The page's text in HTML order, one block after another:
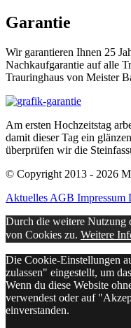
Garantie
Wir garantieren Ihnen 25
Nachkaufgarantie auf alle
Trauringhaus von Meister
Am ersten Hochzeitstag
damit dieser Tag ein
überprüfen wir die
© Copyright 2013 - 2026
Aktuelles AGB Impressum
Durch die weitere Nutzung
von Cookies zu. Weitere
Die Cookie-Einstellungen
zulassen" eingestellt, um
Wenn du diese Website
verwendest oder auf
einverstanden.